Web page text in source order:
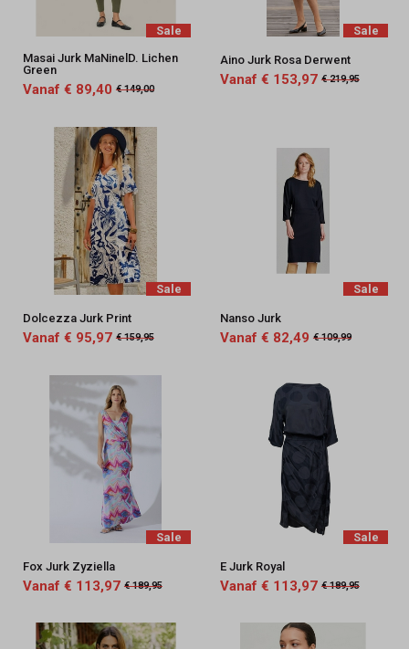
Sale
Masai Jurk MaNinelD. Lichen
Green
Vanaf € 89,40 € 149,00
Sale
Aino Jurk Rosa Derwent
Vanaf € 153,97 € 219,95
Sale
Dolcezza Jurk Print
Vanaf € 95,97 € 159,95
Sale
Nanso Jurk
Vanaf € 82,49 € 109,99
Sale
Fox Jurk Zyziella
Vanaf € 113,97 € 189,95
Sale
E Jurk Royal
Vanaf € 113,97 € 189,95